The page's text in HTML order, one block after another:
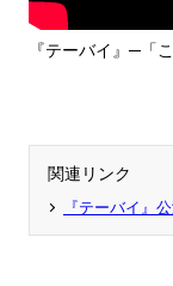
『テーバイ』─「
関連リンク
『テーバイ』